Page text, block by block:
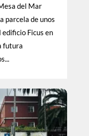
del Mar
parcela de unos
Ficus en
futura